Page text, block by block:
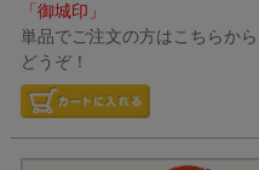
「御城印」
単品でご注文の方はこちらから
どうぞ！